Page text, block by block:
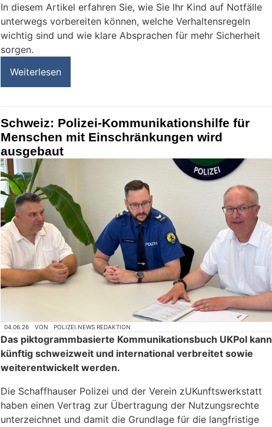
In diesem Artikel erfahren Sie, wie Sie Ihr Kind auf Notfälle
unterwegs vorbereiten können, welche Verhaltensregeln
wichtig sind und wie klare Absprachen für mehr Sicherheit
sorgen.
Weiterlesen
Schweiz: Polizei-Kommunikationshilfe für
Menschen mit Einschränkungen wird
ausgebaut
04.06.26 VON POLIZEI.NEWS REDAKTION
Das piktogrammbasierte Kommunikationsbuch UKPol kann
künftig schweizweit und international verbreitet sowie
weiterentwickelt werden.
Die Schaffhauser Polizei und der Verein zUKunftswerkstatt
haben einen Vertrag zur Übertragung der Nutzungsrechte
unterzeichnet und damit die Grundlage für die langfristige